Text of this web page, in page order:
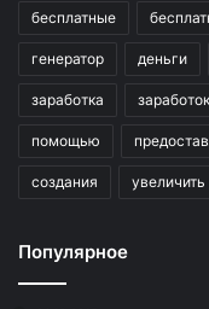
бесплатные
генератор деньги
заработка заработок
помощью
создания увеличить
Популярное